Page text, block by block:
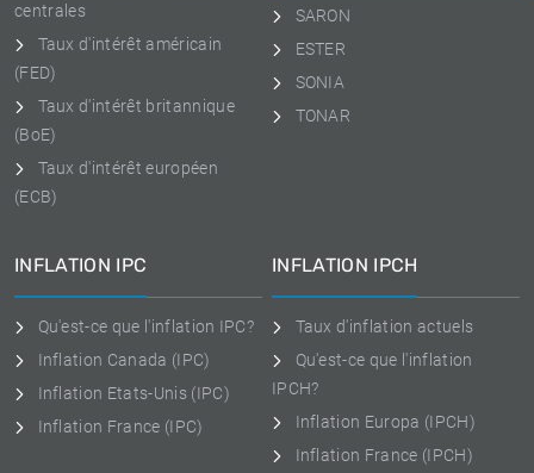
centrales
Taux d'intérêt américain
(FED)
Taux d'intérêt britannique
(BoE)
Taux d'intérêt européen
(ECB)
SARON
ESTER
SONIA
TONAR
INFLATION IPC
Qu'est-ce que l'inflation IPC?
Inflation Canada (IPC)
Inflation Etats-Unis (IPC)
Inflation France (IPC)
INFLATION IPCH
Taux d'inflation actuels
Qu'est-ce que l'inflation
IPCH?
Inflation Europa (IPCH)
Inflation France (IPCH)